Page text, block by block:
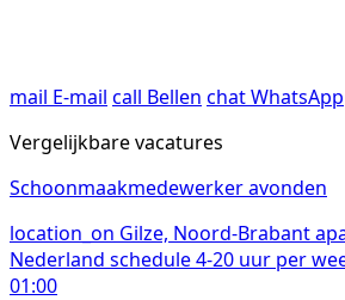
mail E-mail call Bellen chatWhatsApp
Vergelijkbare vacatures
Schoonmaakmedewerker avonden
location_on Gilze, Noord-Brabant
Nederland schedule4-20 uur per
01:00